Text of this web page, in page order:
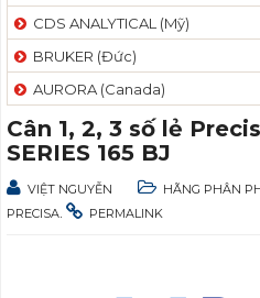
CDS ANALYTICAL (Mỹ)
BRUKER (Đức)
AURORA (Canada)
Cân 1, 2, 3 số lẻ
SERIES 165 BJ
VIỆT NGUYỄN HÃNG PHÂN
PRECISA PERMALINK